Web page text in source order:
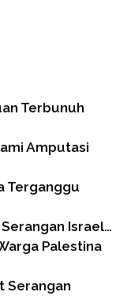
Terbunuh
Amputasi
Terganggu
Israel…
Palestina
Serangan